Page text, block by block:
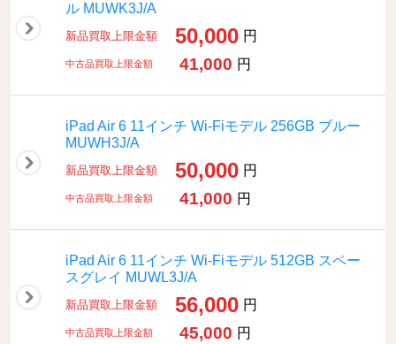
ル MUWK3J/A
新品買取上限金額 50,000 円
中古品買取上限金額 41,000 円
iPad Air 6 11インチ Wi-Fiモデル 256GB ブルー
MUWH3J/A
新品買取上限金額 50,000 円
中古品買取上限金額 41,000 円
iPad Air 6 11インチ Wi-Fiモデル 512GB スペー
スグレイ MUWL3J/A
新品買取上限金額 56,000 円
中古品買取上限金額 45,000 円